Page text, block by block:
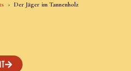
Der Jäger im Tannenholz